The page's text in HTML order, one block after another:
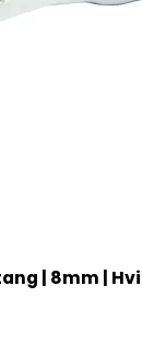
| 8mm |